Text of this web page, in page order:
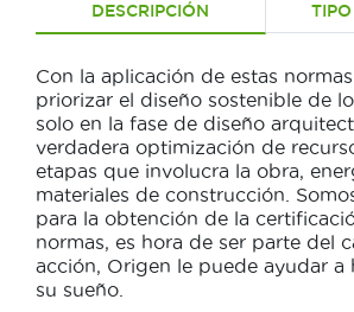
DESCRIPCIÓN
Con la aplicación de estas
priorizar el diseño sostenible de
solo en la fase de diseño
verdadera optimización de
etapas que involucra la obra,
materiales de construcción.
para la obtención de la
normas, es hora de ser parte del
acción, Origen le puede ayudar a
su sueño.